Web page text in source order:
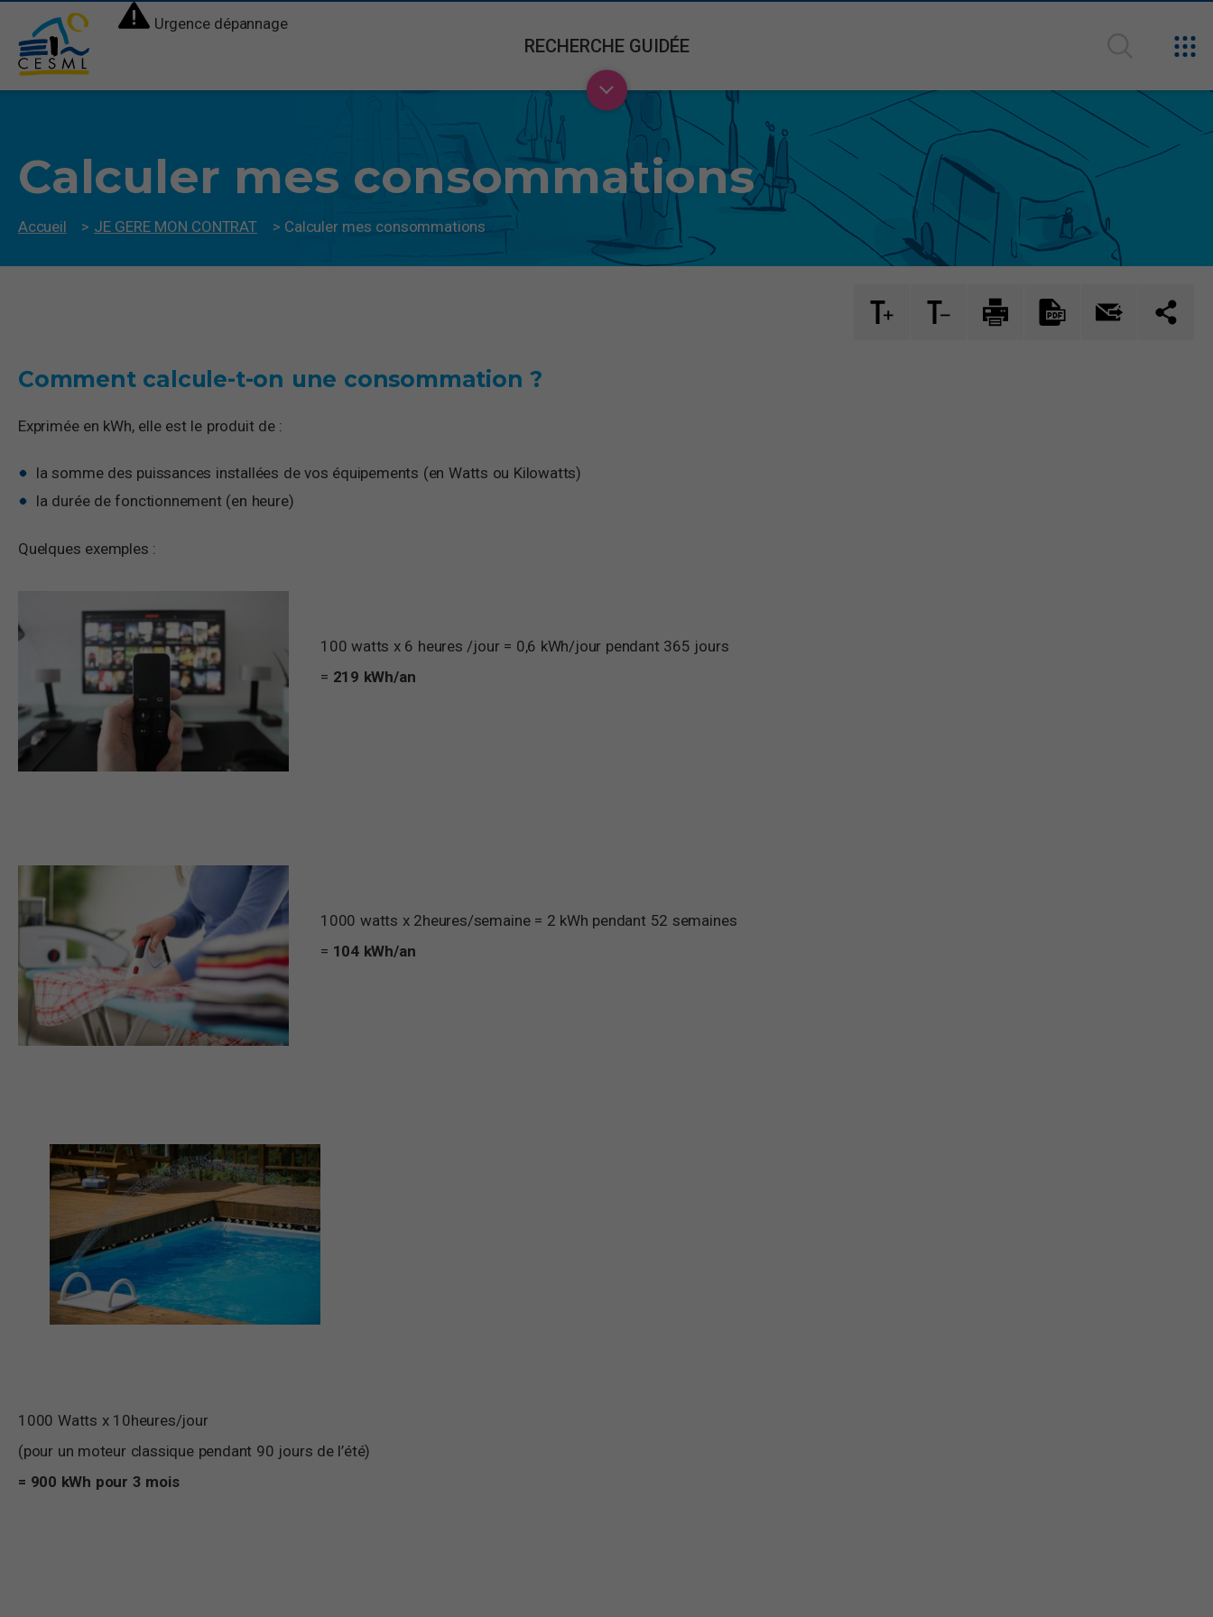
RECHERCHE GUIDÉE
Urgence dépannage
Calculer mes consommations
Accueil > JE GERE MON CONTRAT > Calculer mes consommations
Comment calcule-t-on une consommation ?
Exprimée en kWh, elle est le produit de :
la somme des puissances installées de vos équipements (en Watts ou Kilowatts)
la durée de fonctionnement (en heure)
Quelques exemples :
100 watts x 6 heures /jour = 0,6 kWh/jour pendant 365 jours
= 219 kWh/an
1000 watts x 2heures/semaine = 2 kWh pendant 52 semaines
= 104 kWh/an
1000 Watts x 10heures/jour
(pour un moteur classique pendant 90 jours de l’été)
= 900 kWh pour 3 mois